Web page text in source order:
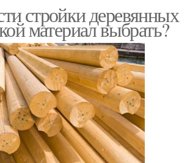
стройки деревянных
материал выбрать?